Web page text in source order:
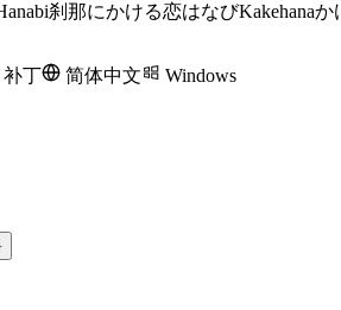
刹那にかける恋はなびKakehanaか
补丁 简体中文 Windows